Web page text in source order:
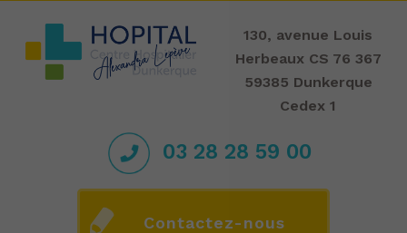
130, avenue Louis
Herbeaux CS 76 367
59385 Dunkerque
Cedex 1
03 28 28 59 00
Contactez-nous